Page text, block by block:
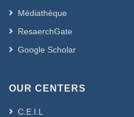
Médiathèque
ResaerchGate
Google Scholar
OUR CENTERS
C.E.I.L